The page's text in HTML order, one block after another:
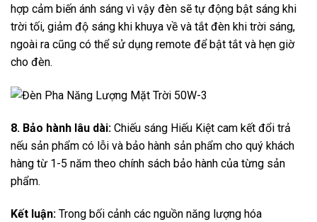
hợp cảm biến ánh sáng vì vậy đèn sẽ tự động bật sáng khi
trời tối, giảm độ sáng khi khuya về và tắt đèn khi trời sáng,
ngoài ra cũng có thể sử dụng remote để bật tắt và hẹn giờ
cho đèn.
8. Bảo hành lâu dài: Chiếu sáng Hiếu Kiệt cam kết đổi trả
nếu sản phẩm có lỗi và bảo hành sản phẩm cho quý khách
hàng từ 1-5 năm theo chính sách bảo hành của từng sản
phẩm.
Kết luận: Trong bối cảnh các nguồn năng lượng hóa